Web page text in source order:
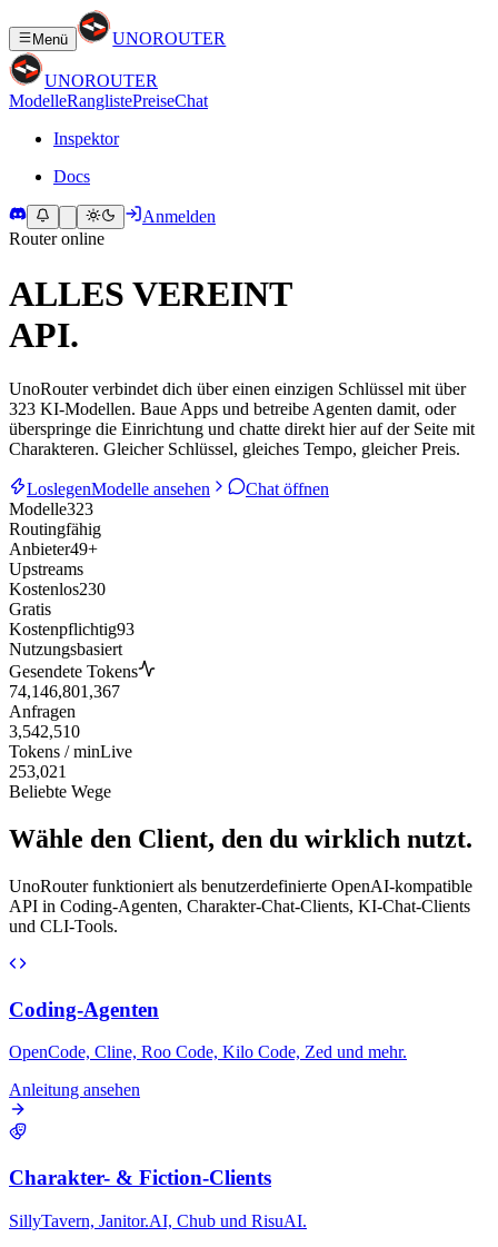
Menü UNOROUTER
UNOROUTER
ModelleRanglistePreiseChat
Inspektor
Docs
Anmelden
Router online
ALLES VEREINT
API.
UnoRouter verbindet dich über einen einzigen Schlüssel mit über
323 KI-Modellen. Baue Apps und betreibe Agenten damit, oder
überspringe die Einrichtung und chatte direkt hier auf der Seite mit
Charakteren. Gleicher Schlüssel, gleiches Tempo, gleicher Preis.
LoslegenModelle ansehen
Chat öffnen
Modelle323
Routingfähig
Anbieter49+
Upstreams
Kostenlos230
Gratis
Kostenpflichtig93
Nutzungsbasiert
Gesendete Tokens
74,146,801,367
Anfragen
3,542,510
Tokens / minLive
253,021
Beliebte Wege
Wähle den Client, den du wirklich nutzt.
UnoRouter funktioniert als benutzerdefinierte OpenAI-kompatible
API in Coding-Agenten, Charakter-Chat-Clients, KI-Chat-Clients
und CLI-Tools.
Coding-Agenten
OpenCode, Cline, Roo Code, Kilo Code, Zed und mehr.
Anleitung ansehen
Charakter- & Fiction-Clients
SillyTavern, Janitor.AI, Chub und RisuAI.